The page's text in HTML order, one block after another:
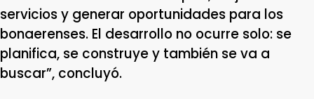
servicios y generar oportunidades para los
bonaerenses. El desarrollo no ocurre solo: se
planifica, se construye y también se va a
buscar”, concluyó.